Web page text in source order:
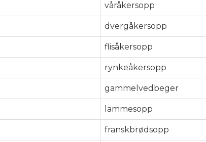
våråkersopp
dvergåkersopp
flisåkersopp
rynkeåkersopp
gammelvedbeger
lammesopp
franskbrødsopp